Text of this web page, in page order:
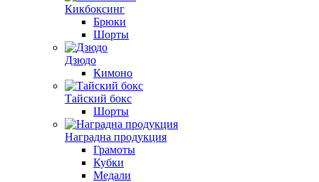
Кикбоксинг
Брюки
Шорты
Дзюдо
Кимоно
Тайский бокс
Шорты
Наградна продукция
Грамоты
Кубки
Медали